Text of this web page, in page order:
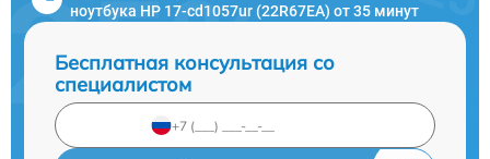
ноутбука HP 17-cd1057ur (22R67EA) от 35 минут
Бесплатная консультация со
специалистом